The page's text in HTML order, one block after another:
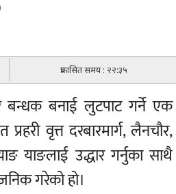
प्रकासित समय : २२:३५
बन्धक बनाई लुटपाट गर्ने एक
वृत्त दरबारमार्ग, लैनचौर,
याङलाई उद्धार गर्नुका साथै
गरेको हो।